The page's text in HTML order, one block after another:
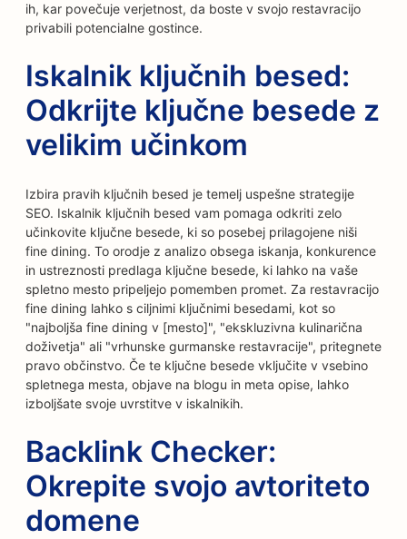
ih, kar povečuje verjetnost, da boste v svojo restavracijo
privabili potencialne gostince.
Iskalnik ključnih besed:
Odkrijte ključne besede z
velikim učinkom
Izbira pravih ključnih besed je temelj uspešne strategije
SEO. Iskalnik ključnih besed vam pomaga odkriti zelo
učinkovite ključne besede, ki so posebej prilagojene niši
fine dining. To orodje z analizo obsega iskanja, konkurence
in ustreznosti predlaga ključne besede, ki lahko na vaše
spletno mesto pripeljejo pomemben promet. Za restavracijo
fine dining lahko s ciljnimi ključnimi besedami, kot so
"najboljša fine dining v [mesto]", "ekskluzivna kulinarična
doživetja" ali "vrhunske gurmanske restavracije", pritegnete
pravo občinstvo. Če te ključne besede vključite v vsebino
spletnega mesta, objave na blogu in meta opise, lahko
izboljšate svoje uvrstitve v iskalnikih.
Backlink Checker:
Okrepite svojo avtoriteto
domene